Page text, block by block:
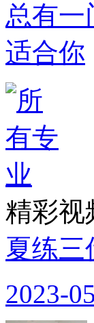
总有一
适合你
精彩视
夏练三
2023-